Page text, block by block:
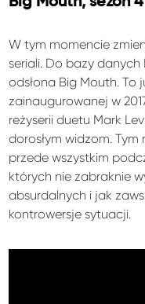
W tym momencie
seriali. Do bazy
odsłona Big Mouth. To
zainaugurowanej w
reżyserii duetu Mark
dorosłym widzom.
przede wszystkim
których nie zabraknie
absurdalnych i jak
kontrowersje sytuacji.